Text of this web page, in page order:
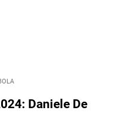
Daniele De